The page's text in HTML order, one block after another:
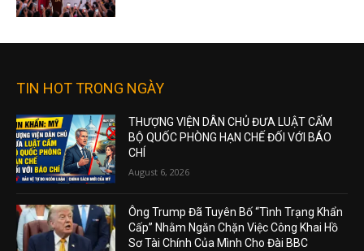
TIN HOT TRONG NGÀY
THƯỢNG VIỆN DÂN CHỦ ĐƯA LUẬT CẤM
BỘ QUỐC PHÒNG HẠN CHẾ ĐỐI VỚI BÁO
CHÍ
August 6, 2026
Ông Trump Đã Tuyên Bố “Tình Trạng Khẩn
Cấp” Nhằm Ngăn Chặn Việc Công Khai Hồ
Sơ Tài Chính Của Mình Cho Đài BBC